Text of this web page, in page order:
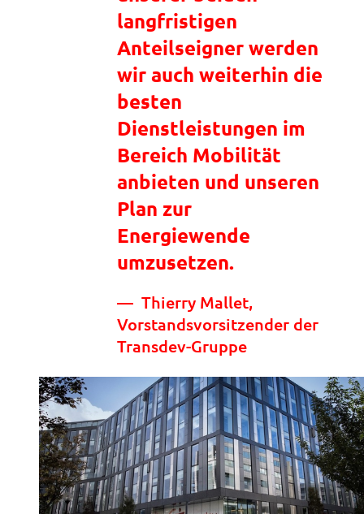
langfristigen
Anteilseigner werden
wir auch weiterhin die
besten
Dienstleistungen im
Bereich Mobilität
anbieten und unseren
Plan zur
Energiewende
umzusetzen.
Thierry Mallet,
Vorstandsvorsitzender der
Transdev-Gruppe